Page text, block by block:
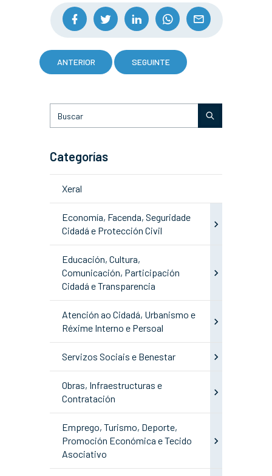
ANTERIOR SEGUINTE
Categorías
Xeral
Economía, Facenda, Seguridade
Cidadá e Protección Civil
Educación, Cultura,
Comunicación, Participación
Cidadá e Transparencia
Atención ao Cidadá, Urbanismo e
Réxime Interno e Persoal
Servizos Sociais e Benestar
Obras, Infraestructuras e
Contratación
Emprego, Turismo, Deporte,
Promoción Económica e Tecido
Asociativo